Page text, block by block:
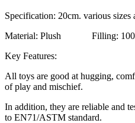
Specification: 20cm. various
Material: Plush Filling: 100%
Key Features:
All toys are good at hugging,
of play and mischief.
In addition, they are reliable and
to EN71/ASTM standard.